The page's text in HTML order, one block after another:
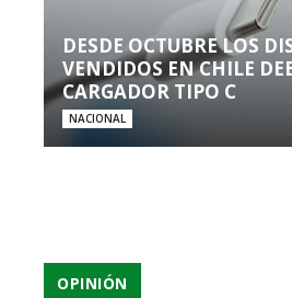
DESDE OCTUBRE LOS
VENDIDOS EN CHILE
CARGADOR TIPO C
NACIONAL
OPINIÓN